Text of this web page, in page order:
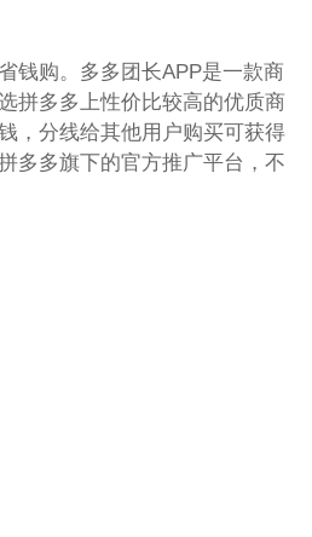
钱购。多多团长APP是一款商
拼多多上性价比较高的优质商
，分线给其他用户购买可获得
多多旗下的官方推广平台，不